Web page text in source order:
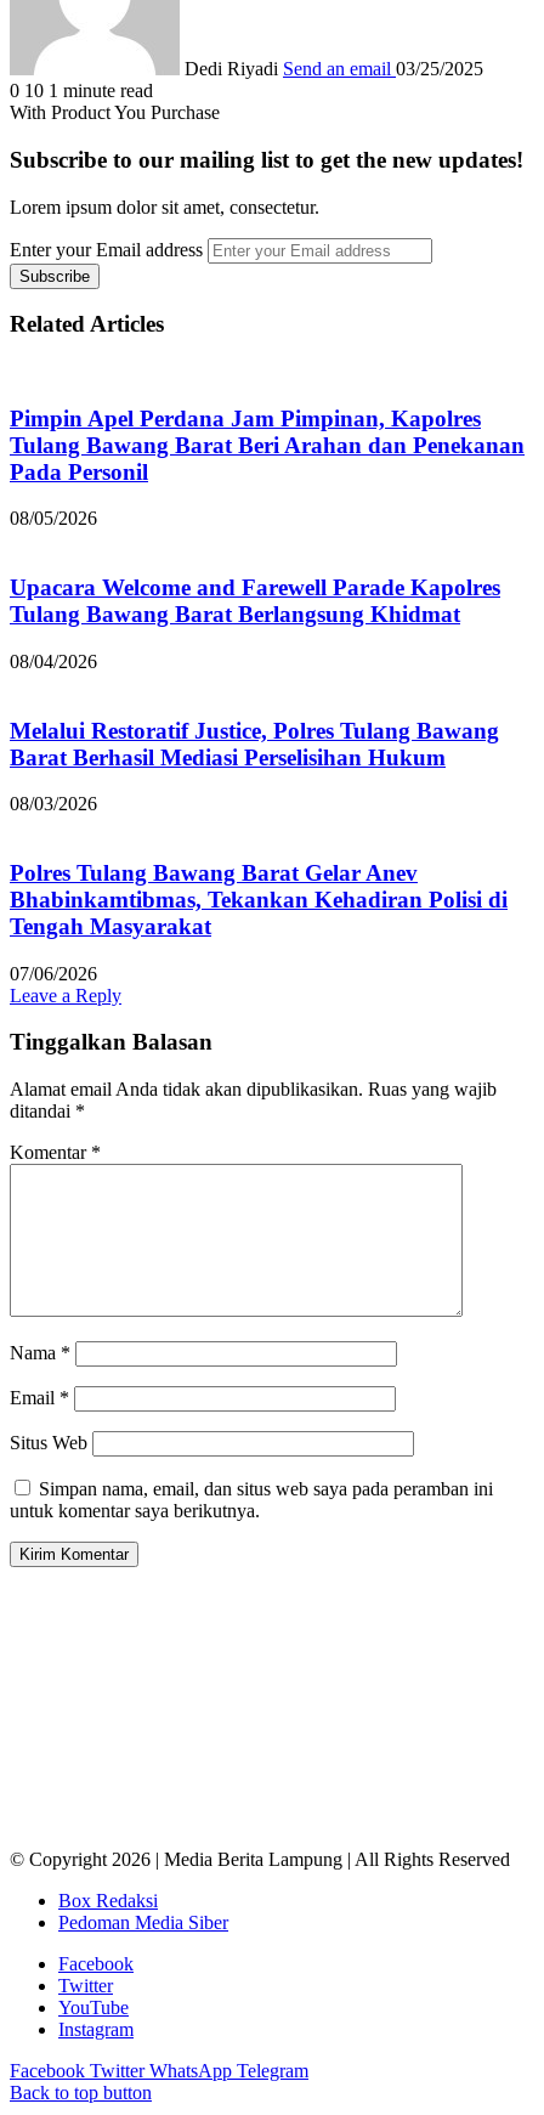
Dedi Riyadi Send an email 03/25/2025
0 10 1 minute read
With Product You Purchase
Subscribe to our mailing list to get the new updates!
Lorem ipsum dolor sit amet, consectetur.
Enter your Email address
Related Articles
Pimpin Apel Perdana Jam Pimpinan, Kapolres
Tulang Bawang Barat Beri Arahan dan Penekanan
Pada Personil
08/05/2026
Upacara Welcome and Farewell Parade Kapolres
Tulang Bawang Barat Berlangsung Khidmat
08/04/2026
Melalui Restoratif Justice, Polres Tulang Bawang
Barat Berhasil Mediasi Perselisihan Hukum
08/03/2026
Polres Tulang Bawang Barat Gelar Anev
Bhabinkamtibmas, Tekankan Kehadiran Polisi di
Tengah Masyarakat
07/06/2026
Leave a Reply
Tinggalkan Balasan
Alamat email Anda tidak akan dipublikasikan. Ruas yang wajib
ditandai *
Komentar *
Nama *
Email *
Situs Web
Simpan nama, email, dan situs web saya pada peramban ini
untuk komentar saya berikutnya.
© Copyright 2026 | Media Berita Lampung | All Rights Reserved
Box Redaksi
Pedoman Media Siber
Facebook
Twitter
YouTube
Instagram
Facebook Twitter WhatsApp Telegram
Back to top button